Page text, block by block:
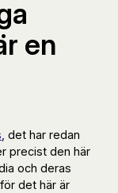
en
, det har redan
precist den här
och deras
det här är